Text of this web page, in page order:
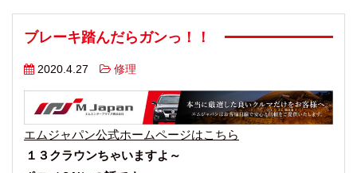
ブレーキ踏んだらガンっ！！
2020.4.27 修理
エムジャパン公式ホームページはこちら
１３クラウンちゃいますよ～